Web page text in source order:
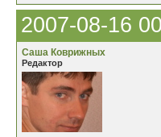
2007-08-16
Саша Коврижных
Редактор